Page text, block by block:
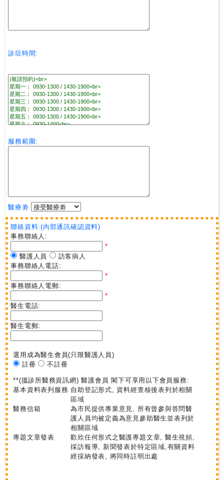
診症時間:
服務範圍:
醫療劵
聯絡資料:(內部通訊確認資料)
事務聯絡人:
*
醫護人員
訪客病人
事務聯絡人電話:
*
事務聯絡人電郵:
*
醫生電話:
醫生電郵:
選用成為醫生會員(只限醫護人員)
註冊
不註冊
**(搵診所醫務資訊網) 醫護會員 閣下可享用以下會員服務:
基本資料表列服務 自助登記形式, 資料經查核後表列於相關
區域
醫務信箱
為市民提供專業意見, 所有曾參與答問醫
護人員均被定義為意見參助醫生並表列於
相關區域
專題文章發表
歡欣任何形式之醫護專題文章, 醫生視頻,
採訪報導, 新聞發表於特定區域,有關資料
經採納發表, 將同時註明出處